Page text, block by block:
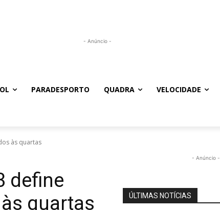
- Anúncio -
PARADESPORTO QUADRA VELOCIDADE
às quartas
define
quartas
- Anúncio -
ÚLTIMAS NOTÍCIAS